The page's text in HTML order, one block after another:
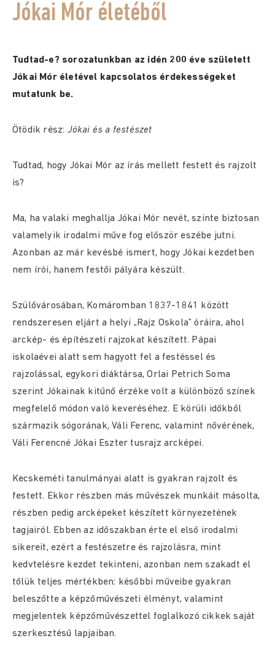
Jókai Mór életéből
Tudtad-e? sorozatunkban az idén 200 éve született
Jókai Mór életével kapcsolatos érdekességeket
mutatunk be.
Ötödik rész: Jókai és a festészet
Tudtad, hogy Jókai Mór az írás mellett festett és rajzolt
is?
Ma, ha valaki meghallja Jókai Mór nevét, szinte biztosan
valamelyik irodalmi műve fog először eszébe jutni.
Azonban az már kevésbé ismert, hogy Jókai kezdetben
nem írói, hanem festői pályára készült.
Szülővárosában, Komáromban 1837-1841 között
rendszeresen eljárt a helyi „Rajz Oskola” óráira, ahol
arckép- és építészeti rajzokat készített. Pápai
iskolaévei alatt sem hagyott fel a festéssel és
rajzolással, egykori diáktársa, Orlai Petrich Soma
szerint Jókainak kitűnő érzéke volt a különböző színek
megfelelő módon való keveréséhez. E körüli időkből
származik sógorának, Váli Ferenc, valamint nővérének,
Váli Ferencné Jókai Eszter tusrajz arcképei.
Kecskeméti tanulmányai alatt is gyakran rajzolt és
festett. Ekkor részben más művészek munkáit másolta,
részben pedig arcképeket készített környezetének
tagjairól. Ebben az időszakban érte el első irodalmi
sikereit, ezért a festészetre és rajzolásra, mint
kedvtelésre kezdet tekinteni, azonban nem szakadt el
tőlük teljes mértékben: későbbi műveibe gyakran
beleszőtte a képzőművészeti élményt, valamint
megjelentek képzőművészettel foglalkozó cikkek saját
szerkesztésű lapjaiban.